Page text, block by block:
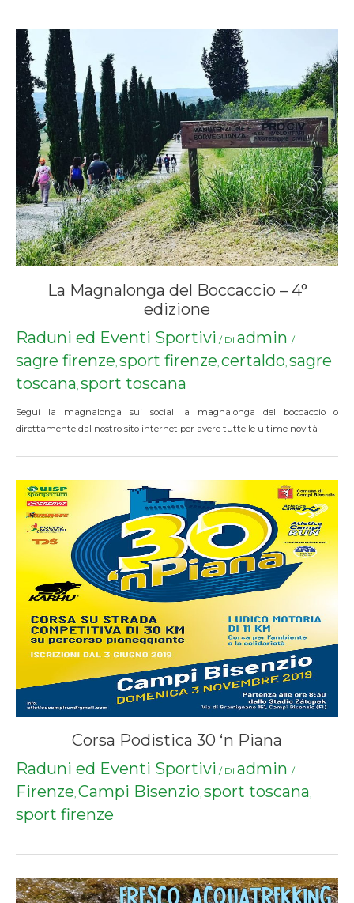
La Magnalonga del Boccaccio – 4°
edizione
Raduni ed Eventi Sportivi / Di admin /
sagre firenze sport firenze certaldo sagre
toscana sport toscana
Segui la magnalonga sui social la magnalonga del boccaccio o
direttamente dal nostro sito internet per avere tutte le ultime novità
Corsa Podistica 30 ‘n Piana
Raduni ed Eventi Sportivi / Di admin /
Firenze, Campi Bisenzio, sport toscana,
sport firenze